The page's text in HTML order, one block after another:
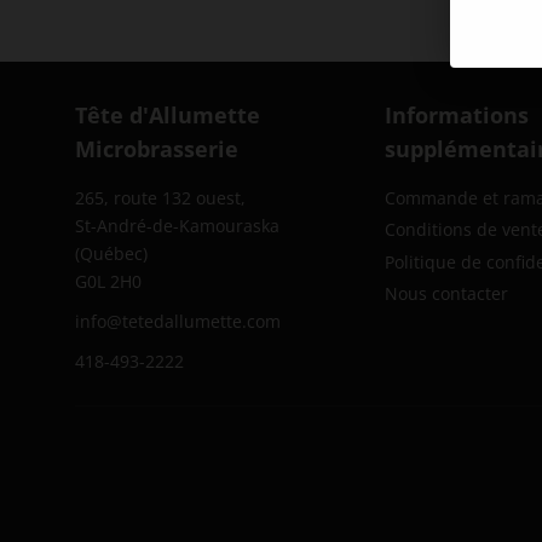
Tête d'Allumette
Microbrasserie
265, route 132 ouest,
St-André-de-Kamouraska
(Québec)
G0L 2H0
info@tetedallumette.com
418-493-2222
Informations
Commande et
Conditions de
Politique de
Nous contacter